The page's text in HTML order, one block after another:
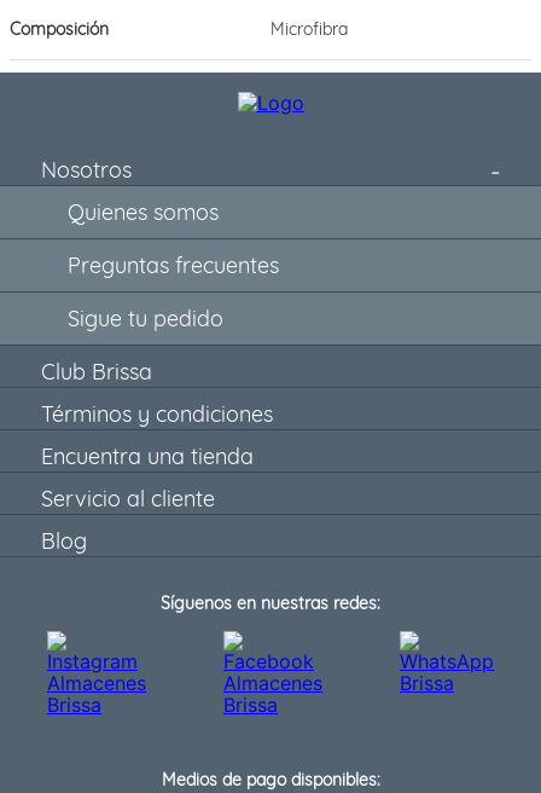
Composición Microfibra
Nosotros
Quienes somos
Preguntas frecuentes
Sigue tu pedido
Club Brissa
Términos y condiciones
Encuentra una tienda
Servicio al cliente
Blog
Síguenos en nuestras redes:
Medios de pago disponibles: